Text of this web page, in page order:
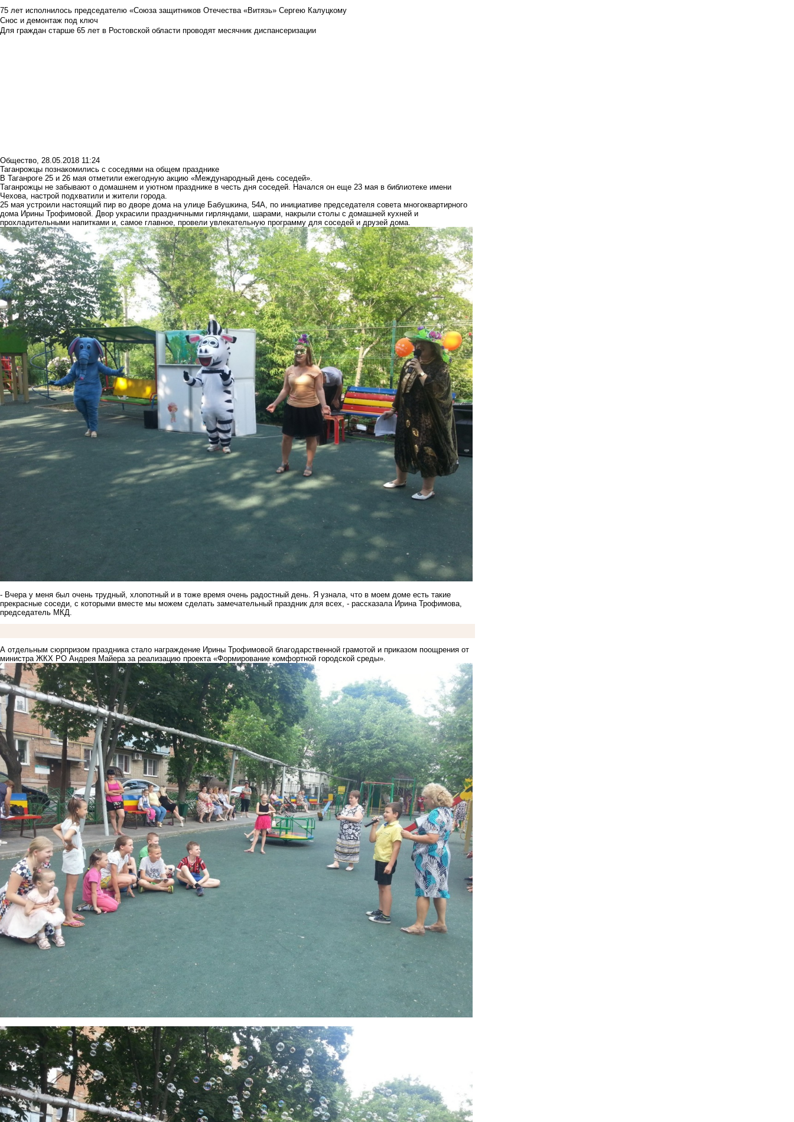
75 лет исполнилось председателю «Союза защитников Отечества «Витязь» Сергею Калуцкому
Снос и демонтаж под ключ
Для граждан старше 65 лет в Ростовской области проводят месячник диспансеризации
Общество, 28.05.2018 11:24
Таганрожцы познакомились с соседями на общем празднике
В Таганроге 25 и 26 мая отметили ежегодную акцию «Международный день соседей».
Таганрожцы не забывают о домашнем и уютном празднике в честь дня соседей. Начался он еще 23 мая в библиотеке имени
Чехова, настрой подхватили и жители города.
25 мая устроили настоящий пир во дворе дома на улице Бабушкина, 54А, по инициативе председателя совета многоквартирного
дома Ирины Трофимовой. Двор украсили праздничными гирляндами, шарами, накрыли столы с домашней кухней и
прохладительными напитками и, самое главное, провели увлекательную программу для соседей и друзей дома.
- Вчера у меня был очень трудный, хлопотный и в тоже время очень радостный день. Я узнала, что в моем доме есть такие
прекрасные соседи, с которыми вместе мы можем сделать замечательный праздник для всех, - рассказала Ирина Трофимова,
председатель МКД.
А отдельным сюрпризом праздника стало награждение Ирины Трофимовой благодарственной грамотой и приказом поощрения от
министра ЖКХ РО Андрея Майера за реализацию проекта «Формирование комфортной городской среды».